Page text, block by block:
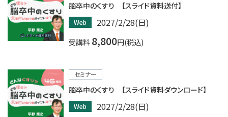
脳卒中のくすり 【スライド資料送付】
Web 2027/2/28(日)
受講料 8,800円(税込)
セミナー
脳卒中のくすり 【スライド資料ダウンロード】
Web 2027/2/28(日)